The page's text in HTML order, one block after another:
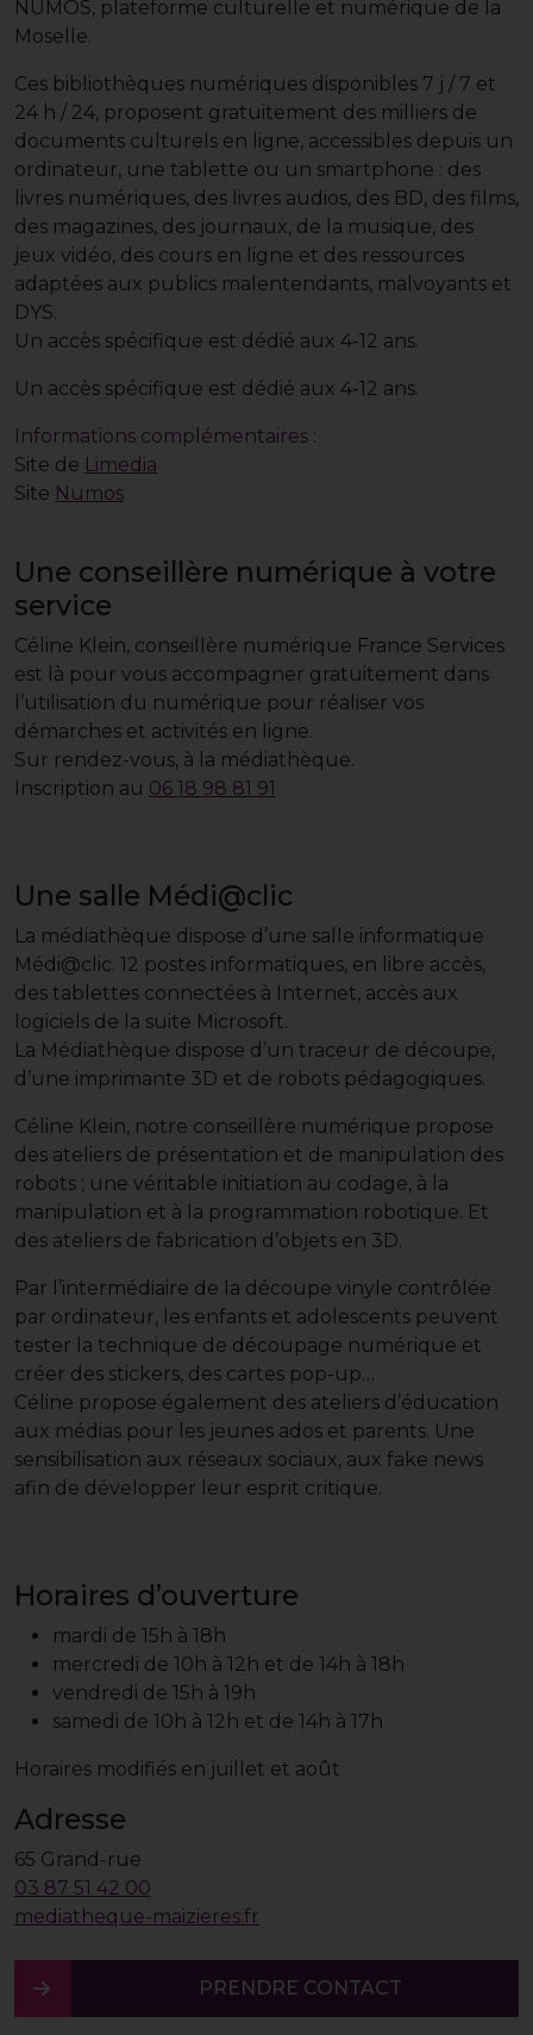
NUMOS, plateforme culturelle et numérique de la
Moselle.
Ces bibliothèques numériques disponibles 7 j / 7 et
24 h / 24, proposent gratuitement des milliers de
documents culturels en ligne, accessibles depuis un
ordinateur, une tablette ou un smartphone : des
livres numériques, des livres audios, des BD, des films,
des magazines, des journaux, de la musique, des
jeux vidéo, des cours en ligne et des ressources
adaptées aux publics malentendants, malvoyants et
DYS.
Un accès spécifique est dédié aux 4-12 ans.
Un accès spécifique est dédié aux 4-12 ans.
Informations complémentaires :
Site de Limedia
Site Numos
Une conseillère numérique à votre
service
Céline Klein, conseillère numérique France Services
est là pour vous accompagner gratuitement dans
l’utilisation du numérique pour réaliser vos
démarches et activités en ligne.
Sur rendez-vous, à la médiathèque.
Inscription au 06 18 98 81 91
Une salle Médi@clic
La médiathèque dispose d’une salle informatique
Médi@clic. 12 postes informatiques, en libre accès,
des tablettes connectées à Internet, accès aux
logiciels de la suite Microsoft.
La Médiathèque dispose d’un traceur de découpe,
d’une imprimante 3D et de robots pédagogiques.
Céline Klein, notre conseillère numérique propose
des ateliers de présentation et de manipulation des
robots ; une véritable initiation au codage, à la
manipulation et à la programmation robotique. Et
des ateliers de fabrication d’objets en 3D.
Par l’intermédiaire de la découpe vinyle contrôlée
par ordinateur, les enfants et adolescents peuvent
tester la technique de découpage numérique et
créer des stickers, des cartes pop-up…
Céline propose également des ateliers d’éducation
aux médias pour les jeunes ados et parents. Une
sensibilisation aux réseaux sociaux, aux fake news
afin de développer leur esprit critique.
Horaires d’ouverture
mardi de 15h à 18h
mercredi de 10h à 12h et de 14h à 18h
vendredi de 15h à 19h
samedi de 10h à 12h et de 14h à 17h
Horaires modifiés en juillet et août
Adresse
65 Grand-rue
03 87 51 42 00
mediatheque-maizieres.fr
PRENDRE CONTACT